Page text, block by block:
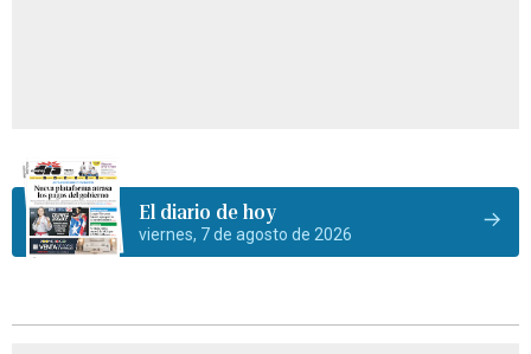
El diario de hoy
viernes, 7 de agosto de 2026